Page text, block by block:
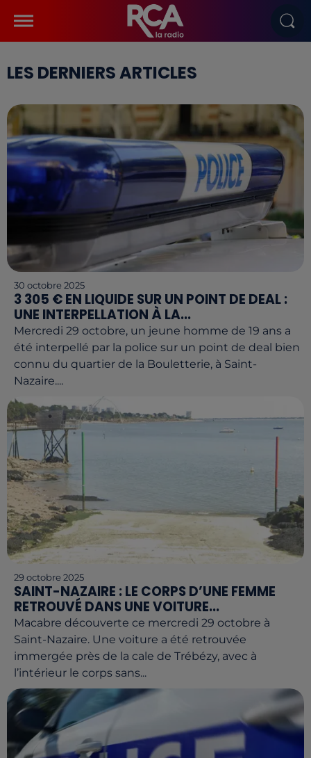
LES DERNIERS ARTICLES
30 octobre 2025
3 305 € EN LIQUIDE SUR UN POINT DE DEAL :
UNE INTERPELLATION À LA...
Mercredi 29 octobre, un jeune homme de 19 ans a
été interpellé par la police sur un point de deal bien
connu du quartier de la Bouletterie, à Saint-
Nazaire....
29 octobre 2025
SAINT-NAZAIRE : LE CORPS D’UNE FEMME
RETROUVÉ DANS UNE VOITURE...
Macabre découverte ce mercredi 29 octobre à
Saint-Nazaire. Une voiture a été retrouvée
immergée près de la cale de Trébézy, avec à
l’intérieur le corps sans...